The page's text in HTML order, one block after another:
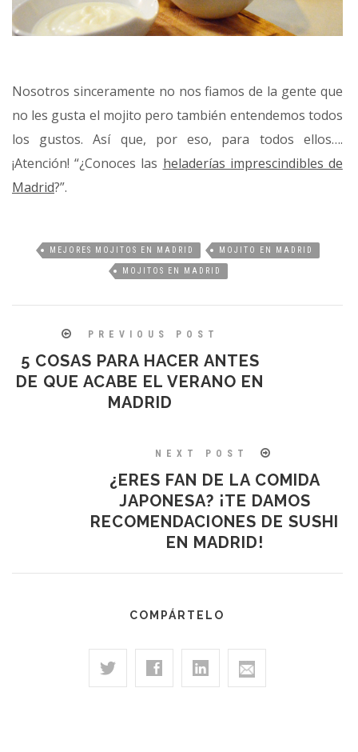
Nosotros sinceramente no nos fiamos de la gente que
no les gusta el mojito pero también entendemos todos
los gustos. Así que, por eso, para todos ellos….
¡Atención! “¿Conoces las heladerías imprescindibles de
Madrid?”.
MEJORES MOJITOS EN MADRID MOJITO EN MADRID
MOJITOS EN MADRID
PREVIOUS POST
5 COSAS PARA HACER ANTES
DE QUE ACABE EL VERANO EN
MADRID
NEXT POST
¿ERES FAN DE LA COMIDA
JAPONESA? ¡TE DAMOS
RECOMENDACIONES DE SUSHI
EN MADRID!
COMPÁRTELO